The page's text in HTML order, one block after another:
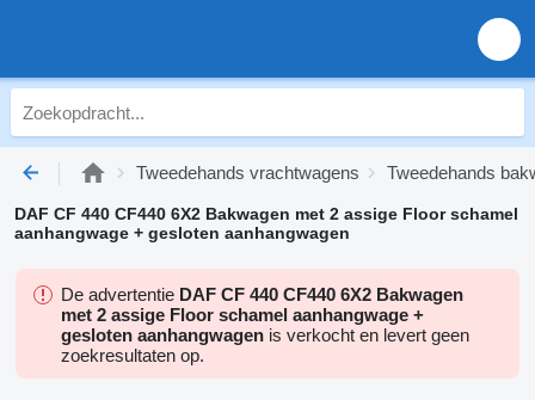
Tweedehands vrachtwagens Tweedehands
DAF CF 440 CF440 6X2 Bakwagen met 2 assige Floor schamel
aanhangwage + gesloten aanhangwagen
De advertentie DAF CF 440 CF440 6X2 Bakwagen
met 2 assige Floor schamel aanhangwage +
gesloten aanhangwagen is verkocht en levert geen
zoekresultaten op.